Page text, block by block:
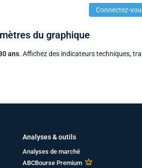
Connectez-
du graphique
ans. Affichez des indicateurs techniques,
Analyses & outils
Analyses de marché
ABCBourse Premium